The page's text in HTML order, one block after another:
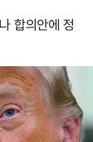
합의안에 정